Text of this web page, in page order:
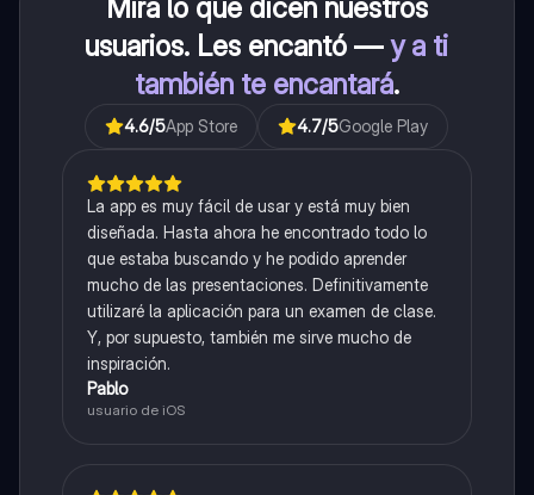
Mira lo que dicen nuestros
usuarios. Les encantó —y a ti
también te encantará.
4.6/5App Store 4.7/5Google Play
La app es muy fácil de usar y está muy bien
diseñada. Hasta ahora he encontrado todo lo
que estaba buscando y he podido aprender
mucho de las presentaciones. Definitivamente
utilizaré la aplicación para un examen de clase.
Y, por supuesto, también me sirve mucho de
inspiración.
Pablo
usuario de iOS